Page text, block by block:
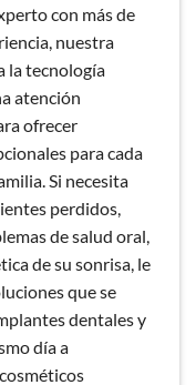
con más de
nuestra
la tecnología
atención
ofrecer
para cada
Si necesita
perdidos,
de salud oral,
de su sonrisa, le
que se
dentales y
día a